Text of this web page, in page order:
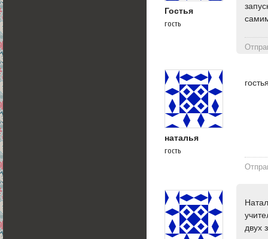
Гостья
гость
наталья
гость
двух